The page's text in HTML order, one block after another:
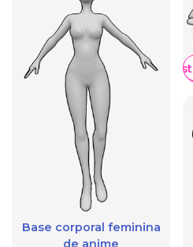
Base corporal feminina
de anime